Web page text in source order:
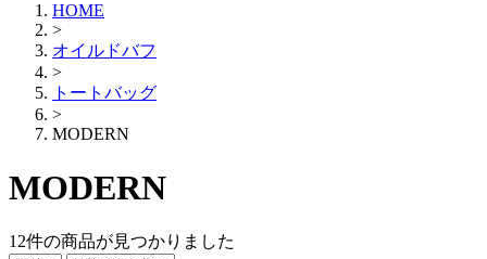
HOME
>
オイルドバフ
>
トートバッグ
>
MODERN
MODERN
12件の商品が見つかりました